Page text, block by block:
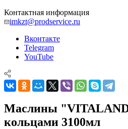
Контактная информация
imkzt@prodservice.ru
Вконтакте
Telegram
YouTube
Маслины
кольцами 3100мл